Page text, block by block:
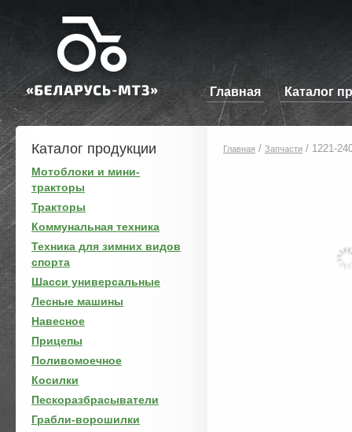
Главная Каталог
Каталог продукции
Мотоблоки и мини-
тракторы
Тракторы
Коммунальная техника
Техника для зимних видов
спорта
Шасси универсальные
Лесные машины
Навесное
Прицепы
Поливомоечное
Косилки
Пескоразбрасыватели
Грабли-ворошилки
Главная / Запчасти / 1221-